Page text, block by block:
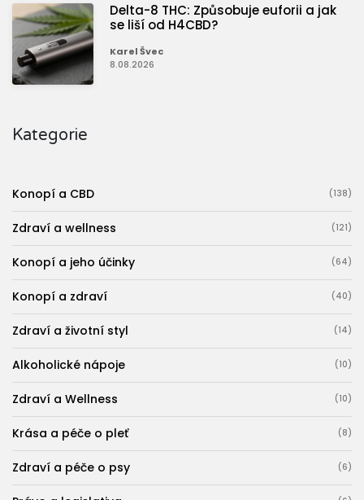
Delta-8 THC: Způsobuje euforii a jak
se liší od H4CBD?
Karel Švec
8.08.2026
Kategorie
Konopí a CBD (138)
Zdraví a wellness (121)
Konopí a jeho účinky (64)
Konopí a zdraví (40)
Zdraví a životní styl (14)
Alkoholické nápoje (10)
Zdraví a Wellness (10)
Krása a péče o pleť (8)
Zdraví a péče o psy (6)